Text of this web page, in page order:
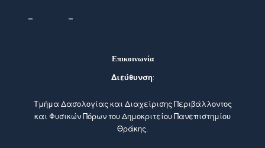
Επικοινωνία
Διεύθυνση:
Τμήμα Δασολογίας και Διαχείρισης Περιβάλλοντος
και Φυσικών Πόρων του Δημοκριτείου Πανεπιστημίου
Θράκης,